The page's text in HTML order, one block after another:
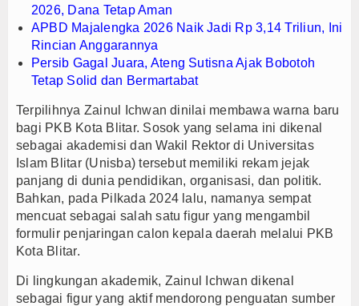
2026, Dana Tetap Aman
APBD Majalengka 2026 Naik Jadi Rp 3,14 Triliun, Ini
Rincian Anggarannya
Persib Gagal Juara, Ateng Sutisna Ajak Bobotoh
Tetap Solid dan Bermartabat
Terpilihnya Zainul Ichwan dinilai membawa warna baru
bagi PKB Kota Blitar. Sosok yang selama ini dikenal
sebagai akademisi dan Wakil Rektor di Universitas
Islam Blitar (Unisba) tersebut memiliki rekam jejak
panjang di dunia pendidikan, organisasi, dan politik.
Bahkan, pada Pilkada 2024 lalu, namanya sempat
mencuat sebagai salah satu figur yang mengambil
formulir penjaringan calon kepala daerah melalui PKB
Kota Blitar.
Di lingkungan akademik, Zainul Ichwan dikenal
sebagai figur yang aktif mendorong penguatan sumber